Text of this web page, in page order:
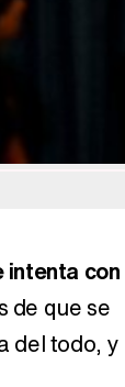
Magdalena de Suecia responde a las críticas y explica por qué le han permitido lanzar su propio negocio
intenta con
de que se
del todo, y